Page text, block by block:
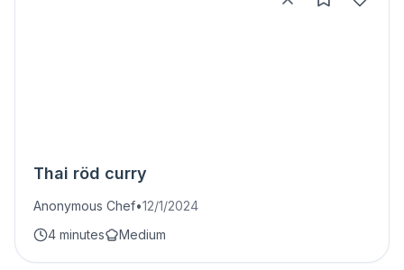
Thai röd curry
Anonymous Chef•12/1/2024
4 minutes
Medium